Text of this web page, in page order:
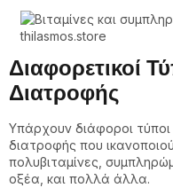
Διαφορετικοί
Διατροφής
Υπάρχουν διάφοροι
διατροφής που
πολυβιταμίνες,
οξέα, και πολλά άλλα.